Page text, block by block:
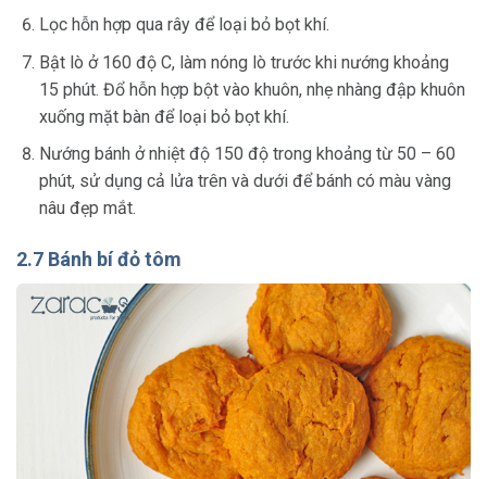
Lọc hỗn hợp qua rây để loại bỏ bọt khí.
Bật lò ở 160 độ C, làm nóng lò trước khi nướng khoảng
15 phút. Đổ hỗn hợp bột vào khuôn, nhẹ nhàng đập khuôn
xuống mặt bàn để loại bỏ bọt khí.
Nướng bánh ở nhiệt độ 150 độ trong khoảng từ 50 – 60
phút, sử dụng cả lửa trên và dưới để bánh có màu vàng
nâu đẹp mắt.
2.7 Bánh bí đỏ tôm